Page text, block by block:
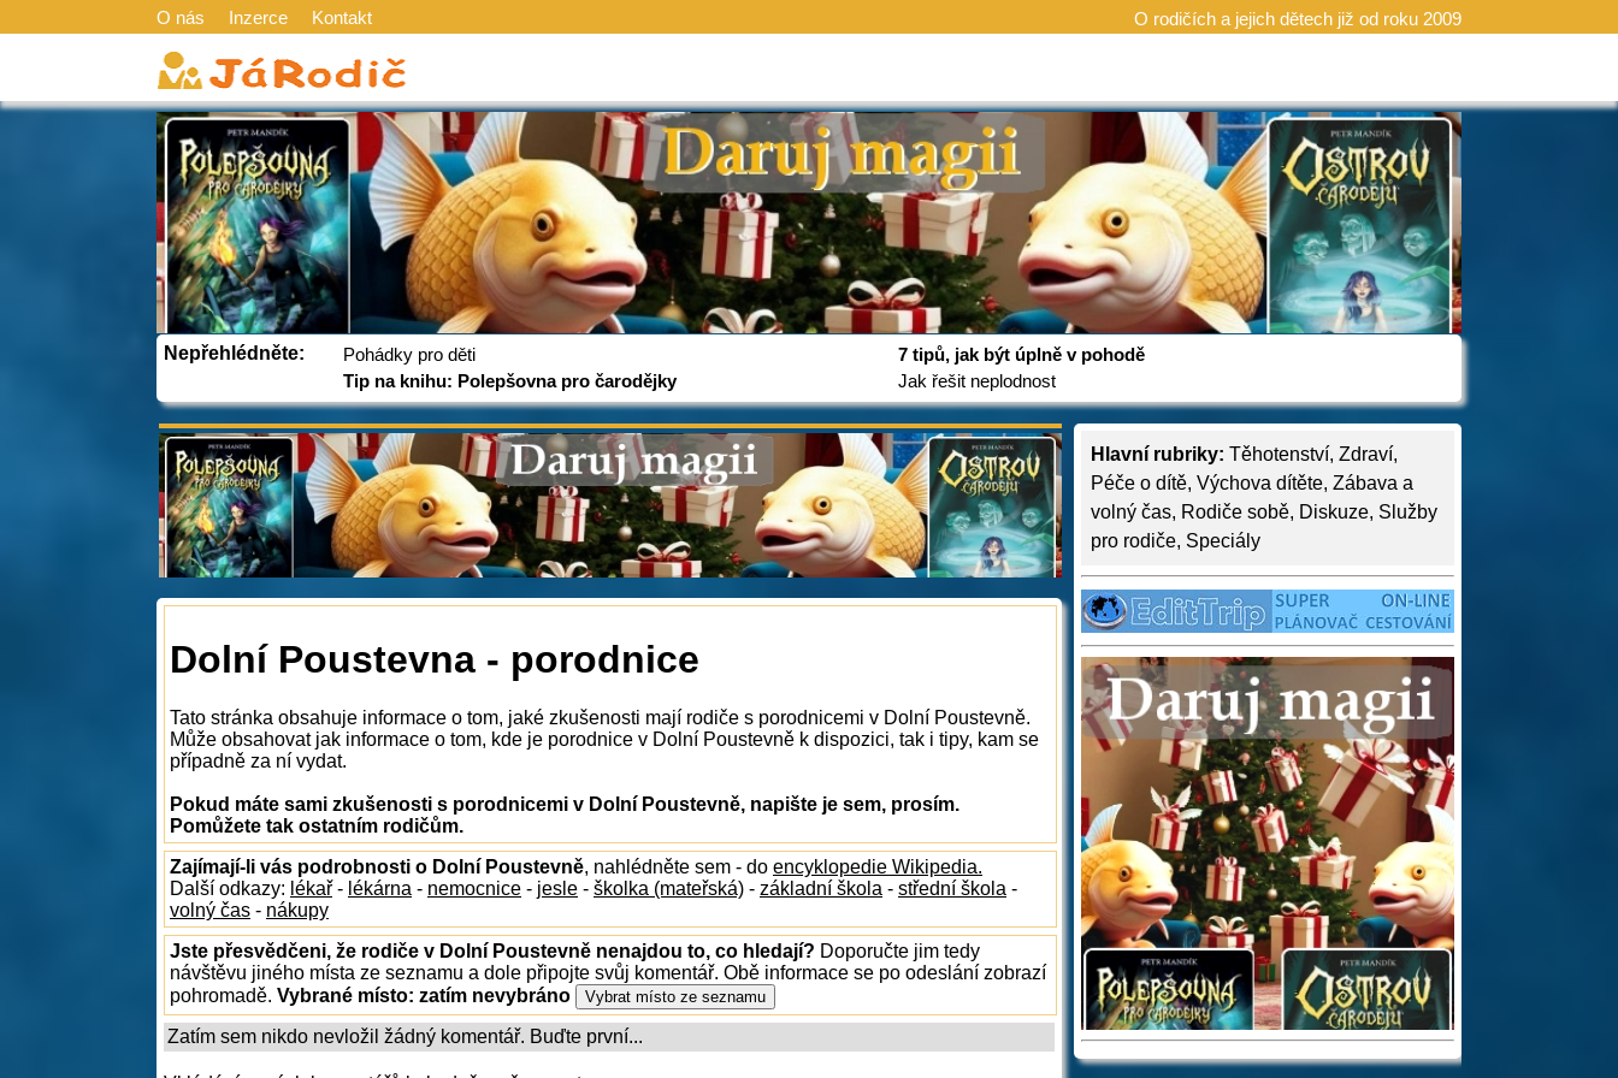
O nás Inzerce Kontakt O rodičích a jejich dětech již od roku 2009
Nepřehlédněte:
Pohádky pro děti
Tip na knihu: Polepšovna pro čarodějky
7 tipů, jak být úplně v pohodě
Jak řešit neplodnost
Hlavní rubriky: Těhotenství, Zdraví,
Péče o dítě, Výchova dítěte, Zábava a
volný čas, Rodiče sobě, Diskuze, Služby
pro rodiče, Speciály
Dolní Poustevna - porodnice
Tato stránka obsahuje informace o tom, jaké zkušenosti mají rodiče s porodnicemi v Dolní Poustevně.
Může obsahovat jak informace o tom, kde je porodnice v Dolní Poustevně k dispozici, tak i tipy, kam se
případně za ní vydat.
Pokud máte sami zkušenosti s porodnicemi v Dolní Poustevně, napište je sem, prosím.
Pomůžete tak ostatním rodičům.
Zajímají-li vás podrobnosti o Dolní Poustevně, nahlédněte sem - do encyklopedie Wikipedia.
Další odkazy: lékař - lékárna - nemocnice - jesle - školka (mateřská) - základní škola - střední škola -
volný čas - nákupy
Jste přesvědčeni, že rodiče v Dolní Poustevně nenajdou to, co hledají? Doporučte jim tedy
návštěvu jiného místa ze seznamu a dole připojte svůj komentář. Obě informace se po odeslání zobrazí
pohromadě. Vybrané místo: zatím nevybráno
Zatím sem nikdo nevložil žádný komentář. Buďte první...